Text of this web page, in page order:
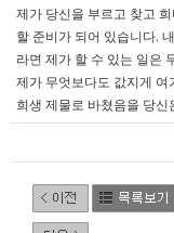
제가 당신을 부르고 찾고
할 준비가 되어 있습니다.
라면 제가 할 수 있는 일은
제가 무엇보다도 값지게 여
희생 제물로 바쳤음을 당신